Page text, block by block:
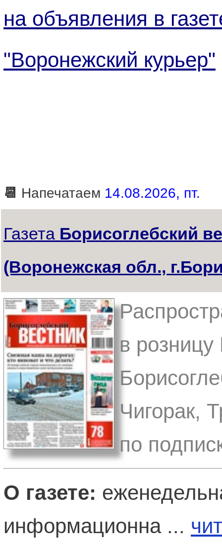
на объявления в
"Воронежский курьер"
📆 Напечатаем 14.08.2026, пт.
Газета Борисоглебский
(Воронежская обл.,
в
Чигорак,
по
О газете:
информационна ...